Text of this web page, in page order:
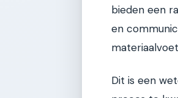
bieden een
en
Dit is een